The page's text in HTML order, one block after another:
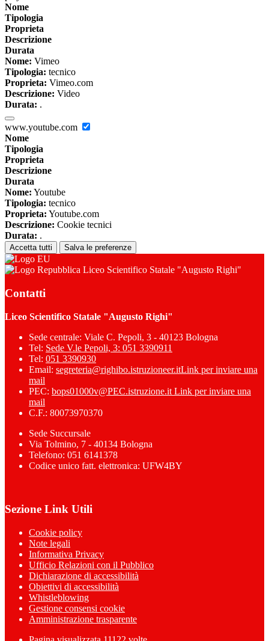
Nome
Tipologia
Proprieta
Descrizione
Durata
Nome: Vimeo
Tipologia: tecnico
Proprieta: Vimeo.com
Descrizione: Video
Durata: .
www.youtube.com
Nome
Tipologia
Proprieta
Descrizione
Durata
Nome: Youtube
Tipologia: tecnico
Proprieta: Youtube.com
Descrizione: Cookie tecnici
Durata: .
Accetta tutti Salva le preferenze
Liceo Scientifico Statale "Augusto Righi"
Contatti
Liceo Scientifico Statale "Augusto Righi"
Sede centrale: Viale C. Pepoli, 3 - 40123 Bologna
Tel: Sede V.le Pepoli, 3: 051 3390911
Tel: 051 3390930
Email: segreteria@righibo.istruzioneer.itLink per inviare una
mail
PEC: bops01000v@PEC.istruzione.it Link per inviare una
mail
C.F.: 80073970370
Sede Succursale
Via Tolmino, 7 - 40134 Bologna
Telefono: 051 6141378
Codice unico fatt. elettronica: UFW4BY
Sezione Link Utili
Cookie policy
Note legali
Informativa Privacy
Ufficio Relazioni con il Pubblico
Dichiarazione di accessibilità
Obiettivi di accessibilità
Whistleblowing
Gestione consensi cookie
Amministrazione trasparente